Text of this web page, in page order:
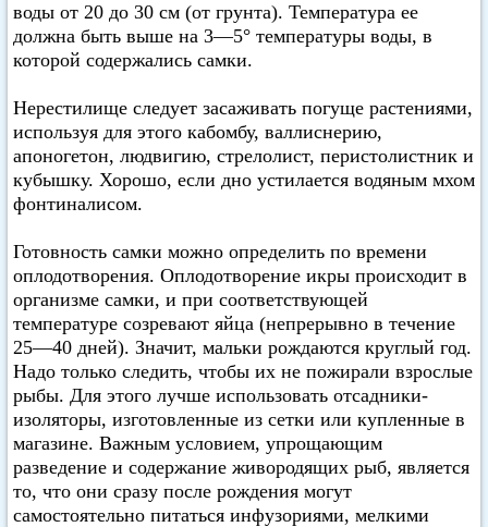
воды от 20 до 30 см (от грунта). Температура ее
должна быть выше на 3—5° температуры воды, в
которой содержались самки.
Нерестилище следует засаживать погуще растениями,
используя для этого кабомбу, валлиснерию,
апоногетон, людвигию, стрелолист, перистолистник и
кубышку. Хорошо, если дно устилается водяным мхом
фонтиналисом.
Готовность самки можно определить по времени
оплодотворения. Оплодотворение икры происходит в
организме самки, и при соответствующей
температуре созревают яйца (непрерывно в течение
25—40 дней). Значит, мальки рождаются круглый год.
Надо только следить, чтобы их не пожирали взрослые
рыбы. Для этого лучше использовать отсадники-
изоляторы, изготовленные из сетки или купленные в
магазине. Важным условием, упрощающим
разведение и содержание живородящих рыб, является
то, что они сразу после рождения могут
самостоятельно питаться инфузориями, мелкими